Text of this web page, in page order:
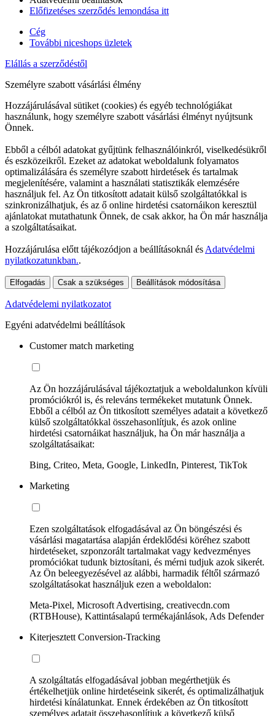
Előfizetéses szerződés lemondása itt
Cég
További niceshops üzletek
Elállás a szerződéstől
Személyre szabott vásárlási élmény
Hozzájárulásával sütiket (cookies) és egyéb technológiákat
használunk, hogy személyre szabott vásárlási élményt nyújtsunk
Önnek.
Ebből a célból adatokat gyűjtünk felhasználóinkról, viselkedésükről
és eszközeikről. Ezeket az adatokat weboldalunk folyamatos
optimalizálására és személyre szabott hirdetések és tartalmak
megjelenítésére, valamint a használati statisztikák elemzésére
használjuk fel. Az Ön titkosított adatait külső szolgáltatókkal is
szinkronizálhatjuk, és az ő online hirdetési csatornáikon keresztül
ajánlatokat mutathatunk Önnek, de csak akkor, ha Ön már használja
a szolgáltatásaikat.
Hozzájárulása előtt tájékozódjon a beállításoknál és Adatvédelmi
nyilatkozatunkban..
Elfogadás Csak a szükséges Beállítások módosítása
Adatvédelemi nyilatkozatot
Egyéni adatvédelmi beállítások
Customer match marketing
Az Ön hozzájárulásával tájékoztatjuk a weboldalunkon kívüli
promóciókról is, és releváns termékeket mutatunk Önnek.
Ebből a célból az Ön titkosított személyes adatait a következő
külső szolgáltatókkal összehasonlítjuk, és azok online
hirdetési csatornáikat használjuk, ha Ön már használja a
szolgáltatásaikat:
Bing, Criteo, Meta, Google, LinkedIn, Pinterest, TikTok
Marketing
Ezen szolgáltatások elfogadásával az Ön böngészési és
vásárlási magatartása alapján érdeklődési köréhez szabott
hirdetéseket, szponzorált tartalmakat vagy kedvezményes
promóciókat tudunk biztosítani, és mérni tudjuk azok sikerét.
Az Ön beleegyezésével az alábbi, harmadik féltől származó
szolgáltatásokat használjuk ezen a weboldalon:
Meta-Pixel, Microsoft Advertising, creativecdn.com
(RTBHouse), Kattintásalapú termékajánlások, Ads Defender
Kiterjesztett Conversion-Tracking
A szolgáltatás elfogadásával jobban megérthetjük és
értékelhetjük online hirdetéseink sikerét, és optimalizálhatjuk
hirdetési kínálatunkat. Ennek érdekében az Ön titkosított
személyes adatait összehasonlítjuk a következő külső